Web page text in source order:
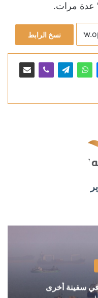
عدة مرات.
نسخ الرابط
في سفينة أخرى